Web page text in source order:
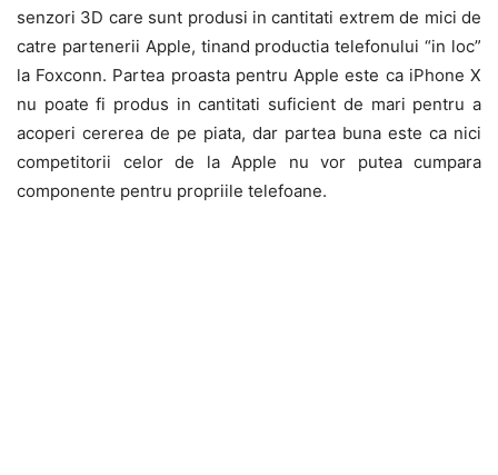
senzori 3D care sunt produsi in cantitati extrem de mici de
catre partenerii Apple, tinand productia telefonului “in loc”
la Foxconn. Partea proasta pentru Apple este ca iPhone X
nu poate fi produs in cantitati suficient de mari pentru a
acoperi cererea de pe piata, dar partea buna este ca nici
competitorii celor de la Apple nu vor putea cumpara
componente pentru propriile telefoane.